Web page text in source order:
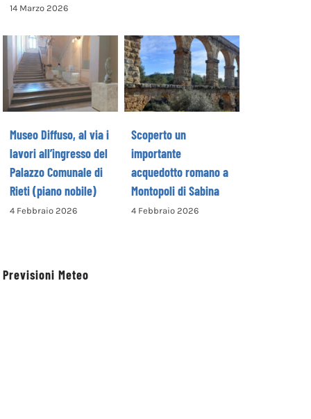
14 Marzo 2026
via i lavori
all’ingresso del
Palazzo
Comunale di
Rieti (piano
nobile)
Museo Diffuso, al via i
lavori all’ingresso del
Palazzo Comunale di
Rieti (piano nobile)
4 Febbraio 2026
importante
acquedotto
romano a
Montopoli di
Scoperto un
importante
acquedotto romano a
Montopoli di Sabina
4 Febbraio 2026
Previsioni Meteo